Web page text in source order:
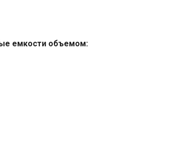
емкости объемом: